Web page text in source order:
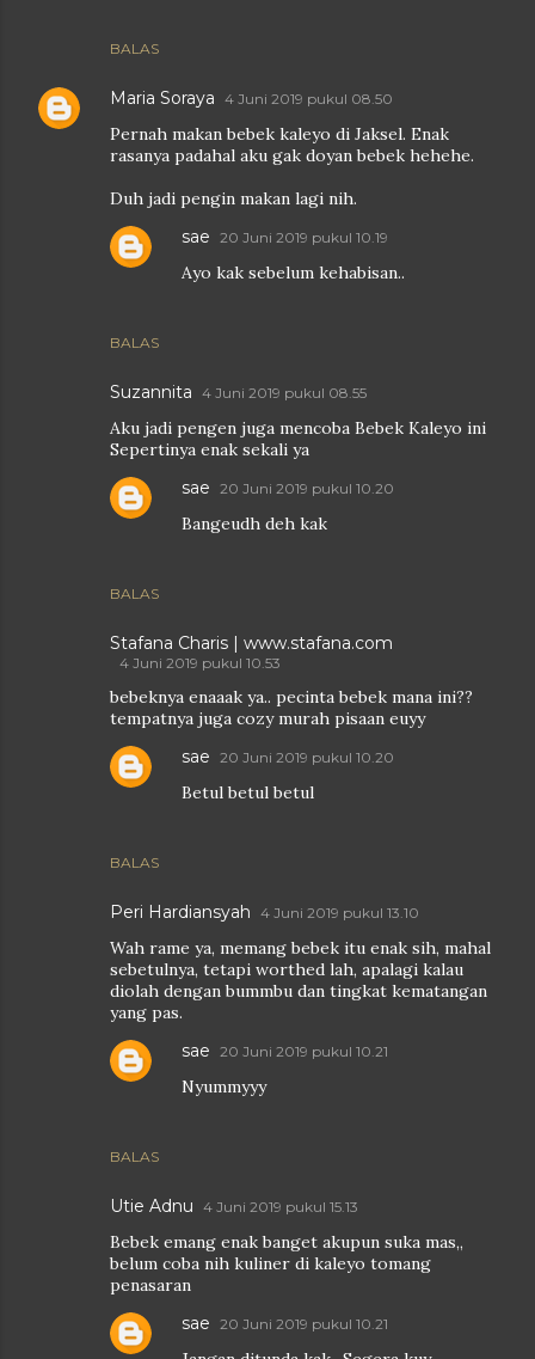
BALAS
Maria Soraya 4 Juni 2019 pukul 08.50
Pernah makan bebek kaleyo di Jaksel. Enak
rasanya padahal aku gak doyan bebek hehehe.
Duh jadi pengin makan lagi nih.
BALAS
sae 20 Juni 2019 pukul 10.19
Ayo kak sebelum kehabisan..
Suzannita 4 Juni 2019 pukul 08.55
Aku jadi pengen juga mencoba Bebek Kaleyo ini
Sepertinya enak sekali ya
BALAS
sae 20 Juni 2019 pukul 10.20
Bangeudh deh kak
Stafana Charis | www.stafana.com
4 Juni 2019 pukul 10.53
bebeknya enaaak ya.. pecinta bebek mana ini??
tempatnya juga cozy murah pisaan euyy
BALAS
sae 20 Juni 2019 pukul 10.20
Betul betul betul
Peri Hardiansyah 4 Juni 2019 pukul 13.10
Wah rame ya, memang bebek itu enak sih, mahal
sebetulnya, tetapi worthed lah, apalagi kalau
diolah dengan bummbu dan tingkat kematangan
yang pas.
BALAS
sae 20 Juni 2019 pukul 10.21
Nyummyyy
Utie Adnu 4 Juni 2019 pukul 15.13
Bebek emang enak banget akupun suka mas,,
belum coba nih kuliner di kaleyo tomang
penasaran
sae 20 Juni 2019 pukul 10.21